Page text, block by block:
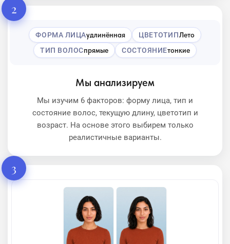
2
ФОРМА ЛИЦАудлинённая ЦВЕТОТИПЛето
ТИП ВОЛОСпрямые СОСТОЯНИЕтонкие
Мы анализируем
Мы изучим 6 факторов: форму лица, тип и
состояние волос, текущую длину, цветотип и
возраст. На основе этого выбирем только
реалистичные варианты.
3